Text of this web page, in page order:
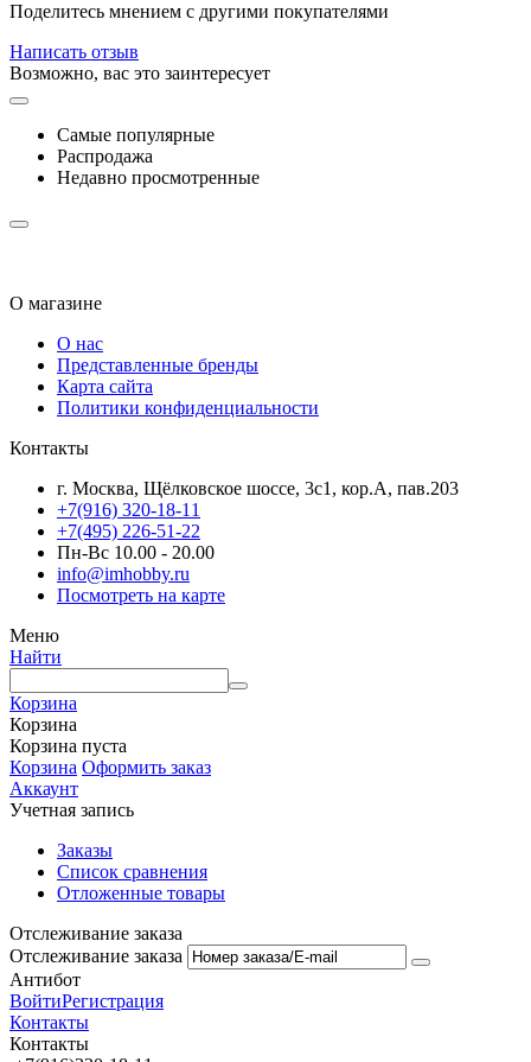
Поделитесь мнением с другими покупателями
Написать отзыв
Возможно, вас это заинтересует
Самые популярные
Распродажа
Недавно просмотренные
О магазине
О нас
Представленные бренды
Карта сайта
Политики конфиденциальности
Контакты
г. Москва, Щёлковское шоссе, 3с1, кор.А, пав.203
+7(916) 320-18-11
+7(495) 226-51-22
Пн-Вс 10.00 - 20.00
info@imhobby.ru
Посмотреть на карте
Меню
Найти
Корзина
Корзина
Корзина пуста
Корзина Оформить заказ
Аккаунт
Учетная запись
Заказы
Список сравнения
Отложенные товары
Отслеживание заказа
Отслеживание заказа
Антибот
ВойтиРегистрация
Контакты
Контакты